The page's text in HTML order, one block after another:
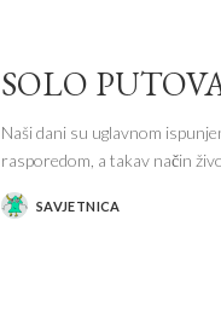
SOLO
Naši dani su uglavnom
rasporedom, a takav način
POSTED
BY
SAVJETNICA